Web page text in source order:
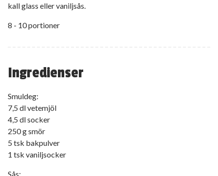
Ingredienser
Smuldeg:
7,5 dl vetemjöl
4,5 dl socker
250 g smör
5 tsk bakpulver
1 tsk vaniljsocker
Sås:
kall glass eller vaniljsås.
8 - 10 portioner